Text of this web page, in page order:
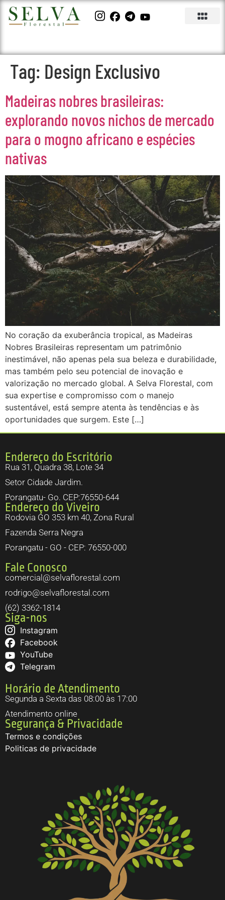
Tag: Design Exclusivo
Madeiras nobres brasileiras:
explorando novos nichos de mercado
para o mogno africano e espécies
nativas
No coração da exuberância tropical, as Madeiras
Nobres Brasileiras representam um patrimônio
inestimável, não apenas pela sua beleza e durabilidade,
mas também pelo seu potencial de inovação e
valorização no mercado global. A Selva Florestal, com
sua expertise e compromisso com o manejo
sustentável, está sempre atenta às tendências e às
oportunidades que surgem. Este […]
Endereço do Escritório
Rua 31, Quadra 38, Lote 34
Setor Cidade Jardim.
Porangatu- Go. CEP:76550-644
Endereço do Viveiro
Rodovia GO 353 km 40, Zona Rural
Fazenda Serra Negra
Porangatu - GO - CEP: 76550-000
Fale Conosco
comercial@selvaflorestal.com
rodrigo@selvaflorestal.com
(62) 3362-1814
Siga-nos
Instagram
Facebook
YouTube
Telegram
Horário de Atendimento
Segunda a Sexta das 08:00 às 17:00
Atendimento online
Segurança & Privacidade
Termos e condições
Politicas de privacidade